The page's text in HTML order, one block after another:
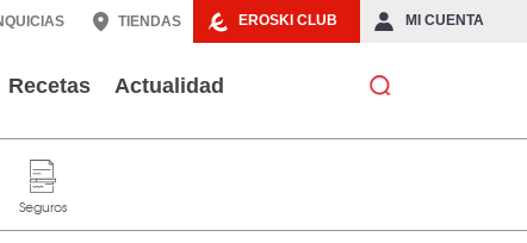
EROSKI CLUB MI CUENTA
TIENDAS
Recetas Actualidad